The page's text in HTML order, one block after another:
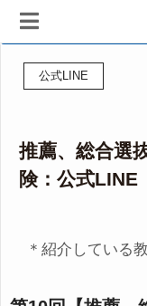
公式LINE
推薦、総合選
険：公式LINE
＊紹介している